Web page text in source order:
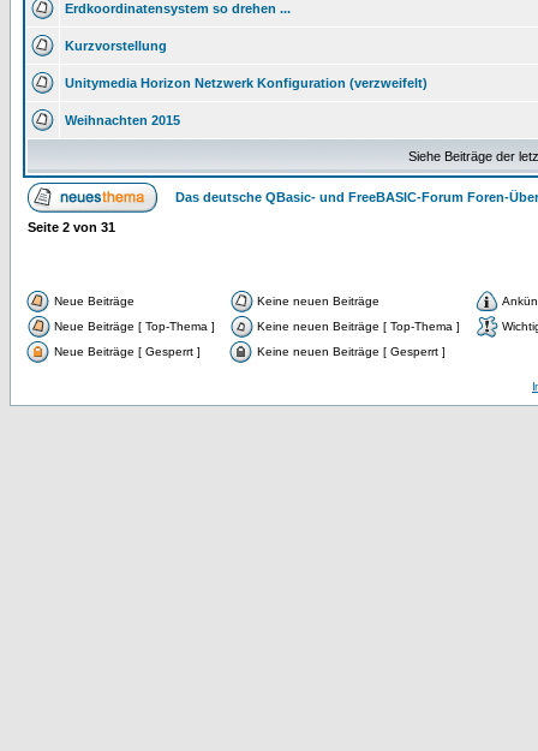
Erdkoordinatensystem so drehen ...
Kurzvorstellung
Unitymedia Horizon Netzwerk Konfiguration (verzweifelt)
Weihnachten 2015
Siehe Beiträge der
Das deutsche QBasic- und FreeBASIC-Forum Foren-
Seite 2 von 31
Neue Beiträge Keine neuen Beiträge
Neue Beiträge [ Top-Thema ]
Keine neuen Beiträge [ Top-Thema ]
Neue Beiträge [ Gesperrt ]
Keine neuen Beiträge [ Gesperrt ]